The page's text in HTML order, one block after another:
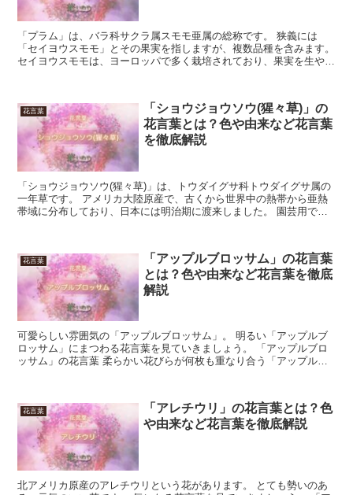
「プラム」は、バラ科サクラ属スモモ亜属の総称です。 狭義には
「セイヨウスモモ」とその果実を指しますが、複数品種を含みます。
セイヨウスモモは、ヨーロッパで多く栽培されており、果実を生やド
花言葉
「ショウジョウソウ(猩々草)」の
花言葉とは？色や由来など花言葉
を徹底解説
「ショウジョウソウ(猩々草)」は、トウダイグサ科トウダイグサ属の
一年草です。 アメリカ大陸原産で、古くから世界中の熱帯から亜熱
帯域に分布しており、日本には明治期に渡来しました。 園芸用でし
花言葉
「アップルブロッサム」の花言葉
とは？色や由来など花言葉を徹底
解説
可愛らしい雰囲気の「アップルブロッサム」。 明るい「アップルブ
ロッサム」にまつわる花言葉を見ていきましょう。 「アップルブロ
ッサム」の花言葉 柔らかい花びらが何枚も重なり合う「アップルブ
花言葉
「アレチウリ」の花言葉とは？色
や由来など花言葉を徹底解説
北アメリカ原産のアレチウリという花があります。 とても勢いのあ